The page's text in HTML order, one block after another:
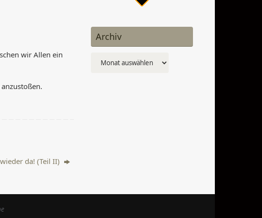
wir Allen ein
da! (Teil II)
Archiv
Archiv